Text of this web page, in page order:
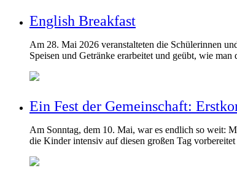
English Breakfast
Am 28. Mai 2026 veranstalteten die Schülerinnen
Speisen und Getränke erarbeitet und geübt, wie
Ein Fest der Gemeinschaft:
Am Sonntag, dem 10. Mai, war es endlich so weit:
die Kinder intensiv auf diesen großen Tag